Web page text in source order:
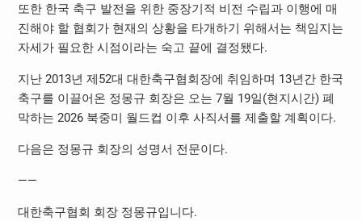
또한 한국 축구 발전을 위한 중장기적 비전 수립과 이행에 매
진해야 할 협회가 현재의 상황을 타개하기 위해서는 책임지는
자세가 필요한 시점이라는 숙고 끝에 결정됐다.
지난 2013년 제52대 대한축구협회장에 취임하며 13년간 한국
축구를 이끌어온 정몽규 회장은 오는 7월 19일(현지시간) 폐
막하는 2026 북중미 월드컵 이후 사직서를 제출할 계획이다.
다음은 정몽규 회장의 성명서 전문이다.
——
대한축구협회 회장 정몽규입니다.